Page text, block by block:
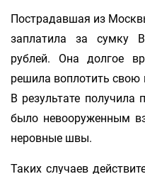
Пострадавшая из
заплатила за сумку
рублей. Она долгое
решила воплотить свою
В результате получила
было невооруженным
неровные швы.
Таких случаев